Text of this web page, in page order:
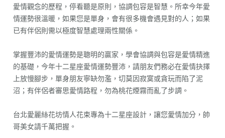
愛情觀念的歷程，停看聽是原則，協調包容是智慧。所幸今年愛
情運勢很溫暖，如果您是單身，會有很多機會遇見對的人；如果
已有伴侶則需以極度智慧處理兩性關係。
掌握豐沛的愛情運勢是聰明的贏家，學會協調與包容是愛情精進
的基礎，今年十二星座愛情運勢豐沛，請朋友們務必在愛情抉擇
上放慢腳步，單身朋友寧缺勿濫，切莫因寂寞或貪玩而陷了泥
沼；有伴侶者審思愛情路程，勿為桃花煙霧而亂了步調。
台北愛麗絲花坊情人花束專為十二星座設計，讓您愛情加分，帥
哥美女請千萬把握。